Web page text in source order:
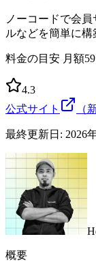
ノーコードで会
ルなどを簡単に
料金の目安 月額
4.3
公式サイト
（
最終更新日: 2026
概要